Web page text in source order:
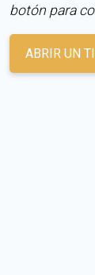
botón para
ABRIR UN